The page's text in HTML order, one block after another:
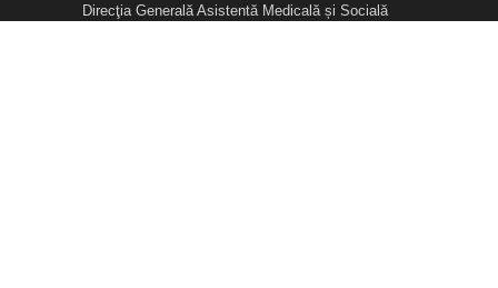
Direcţia Generală Asistentă Medicală și Socială